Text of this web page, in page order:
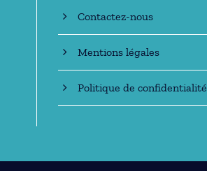
Contactez-nous
Mentions légales
Politique de confidentialité